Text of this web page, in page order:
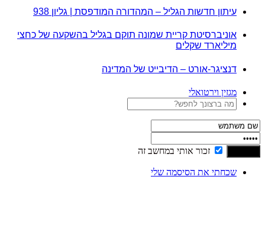
עיתון חדשות הגליל – המהדורה המודפסת | גליון 938
אוניברסיטת קריית שמונה תוקם בגליל בהשקעה של כחצי
מיליארד שקלים
דנציגר-אורט – הדיבייט של המדינה
מגזין וירטואלי
זכור אותי במחשב זה
שכחתי את הסיסמה שלי